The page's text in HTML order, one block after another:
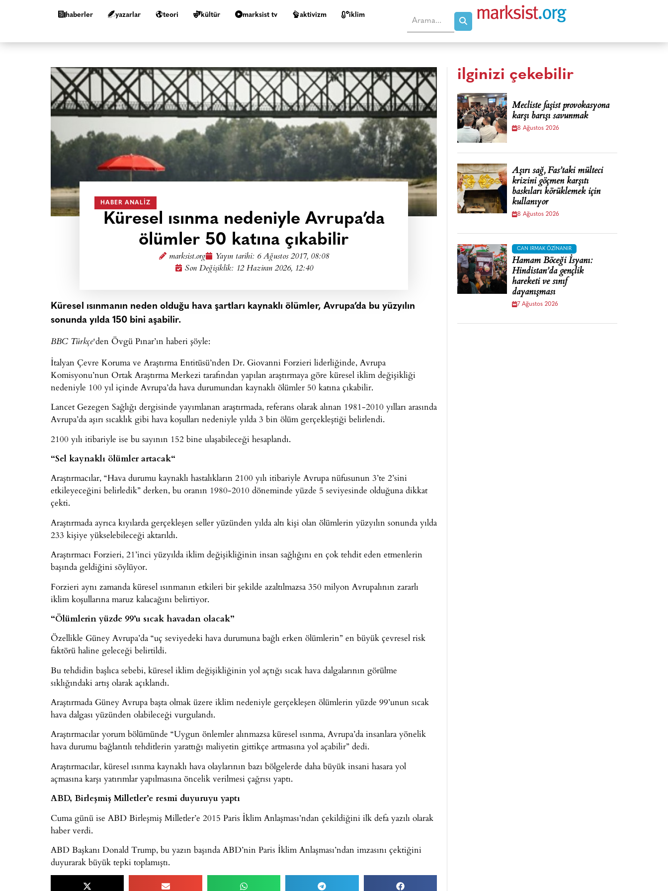
haberler yazarlar teori kültür marksist tv aktivizm i̇klim
HABER ANALIZ
Küresel ısınma nedeniyle Avrupa’da
ölümler 50 katına çıkabilir
marksist.org Yayın tarihi: 6 Ağustos 2017, 08:08
Son Değişiklik: 12 Haziran 2026, 12:40
Küresel ısınmanın neden olduğu hava şartları kaynaklı ölümler, Avrupa’da bu yüzyılın
sonunda yılda 150 bini aşabilir.
BBC Türkçe‘den Övgü Pınar’ın haberi şöyle:
İtalyan Çevre Koruma ve Araştırma Entitüsü’nden Dr. Giovanni Forzieri liderliğinde, Avrupa
Komisyonu’nun Ortak Araştırma Merkezi tarafından yapılan araştırmaya göre küresel iklim değişikliği
nedeniyle 100 yıl içinde Avrupa’da hava durumundan kaynaklı ölümler 50 katına çıkabilir.
Lancet Gezegen Sağlığı dergisinde yayımlanan araştırmada, referans olarak alınan 1981-2010 yılları arasında
Avrupa’da aşırı sıcaklık gibi hava koşulları nedeniyle yılda 3 bin ölüm gerçekleştiği belirlendi.
2100 yılı itibariyle ise bu sayının 152 bine ulaşabileceği hesaplandı.
“Sel kaynaklı ölümler artacak“
Araştırmacılar, “Hava durumu kaynaklı hastalıkların 2100 yılı itibariyle Avrupa nüfusunun 3’te 2’sini
etkileyeceğini belirledik” derken, bu oranın 1980-2010 döneminde yüzde 5 seviyesinde olduğuna dikkat
çekti.
Araştırmada ayrıca kıyılarda gerçekleşen seller yüzünden yılda altı kişi olan ölümlerin yüzyılın sonunda yılda
233 kişiye yükselebileceği aktarıldı.
Araştırmacı Forzieri, 21’inci yüzyılda iklim değişikliğinin insan sağlığını en çok tehdit eden etmenlerin
başında geldiğini söylüyor.
Forzieri aynı zamanda küresel ısınmanın etkileri bir şekilde azaltılmazsa 350 milyon Avrupalının zararlı
iklim koşullarına maruz kalacağını belirtiyor.
“Ölümlerin yüzde 99’u sıcak havadan olacak”
Özellikle Güney Avrupa’da “uç seviyedeki hava durumuna bağlı erken ölümlerin” en büyük çevresel risk
faktörü haline geleceği belirtildi.
Bu tehdidin başlıca sebebi, küresel iklim değişikliğinin yol açtığı sıcak hava dalgalarının görülme
sıklığındaki artış olarak açıklandı.
Araştırmada Güney Avrupa başta olmak üzere iklim nedeniyle gerçekleşen ölümlerin yüzde 99’unun sıcak
hava dalgası yüzünden olabileceği vurgulandı.
Araştırmacılar yorum bölümünde “Uygun önlemler alınmazsa küresel ısınma, Avrupa’da insanlara yönelik
hava durumu bağlantılı tehditlerin yarattığı maliyetin gittikçe artmasına yol açabilir” dedi.
Araştırmacılar, küresel ısınma kaynaklı hava olaylarının bazı bölgelerde daha büyük insani hasara yol
açmasına karşı yatırımlar yapılmasına öncelik verilmesi çağrısı yaptı.
ABD, Birleşmiş Milletler’e resmi duyuruyu yaptı
Cuma günü ise ABD Birleşmiş Milletler’e 2015 Paris İklim Anlaşması’ndan çekildiğini ilk defa yazılı olarak
haber verdi.
ABD Başkanı Donald Trump, bu yazın başında ABD’nin Paris İklim Anlaşması’ndan imzasını çektiğini
duyurarak büyük tepki toplamıştı.
ilginizi çekebilir
Mecliste faşist provokasyona
karşı barışı savunmak
8 Ağustos 2026
Aşırı sağ, Fas’taki mülteci
krizini göçmen karşıtı
baskıları körüklemek için
kullanıyor
8 Ağustos 2026
CAN IRMAK ÖZINANIR
Hamam Böceği İsyanı:
Hindistan’da gençlik
hareketi ve sınıf
dayanışması
7 Ağustos 2026